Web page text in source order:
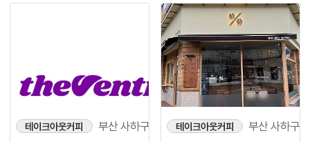
테이크아웃커피 부산 사하구 테이크아웃커피 부산 사하구